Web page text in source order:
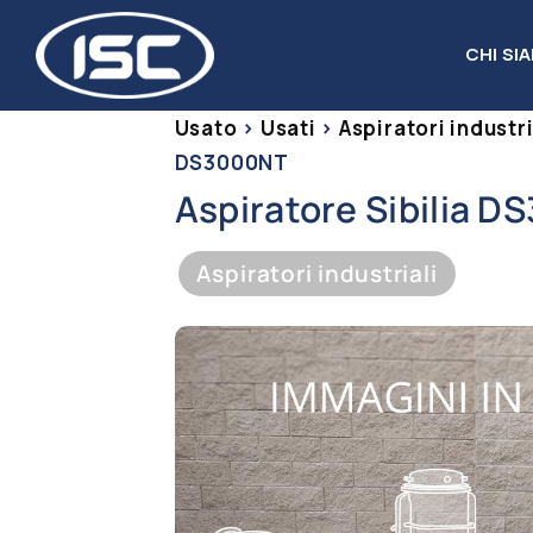
contenuto
CHI
Usato > Usati > Aspiratori
DS3000NT
Aspiratore Sibilia
Aspiratori industriali